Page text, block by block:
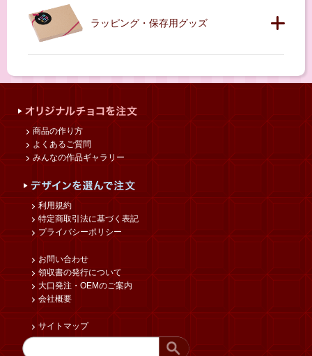
ラッピング・保存用グッズ
商品の作り方
よくあるご質問
みんなの作品ギャラリー
利用規約
特定商取引法に基づく表記
プライバシーポリシー
お問い合わせ
領収書の発行について
大口発注・OEMのご案内
会社概要
サイトマップ